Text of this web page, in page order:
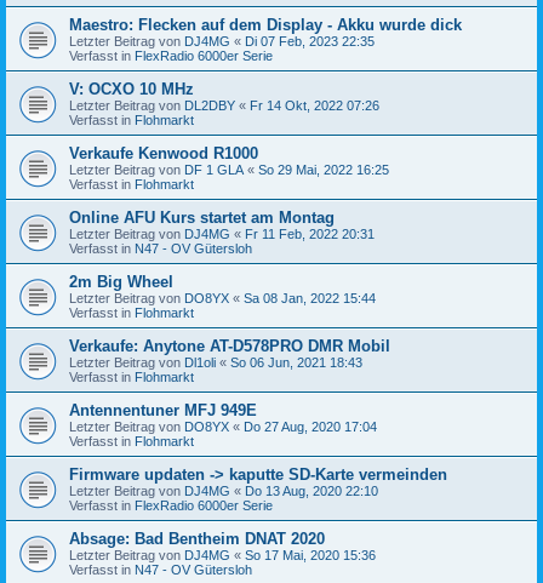
Maestro: Flecken auf dem Display - Akku wurde dick
Letzter Beitrag von DJ4MG « Di 07 Feb, 2023 22:35
Verfasst in FlexRadio 6000er Serie
V: OCXO 10 MHz
Letzter Beitrag von DL2DBY « Fr 14 Okt, 2022 07:26
Verfasst in Flohmarkt
Verkaufe Kenwood R1000
Letzter Beitrag von DF 1 GLA « So 29 Mai, 2022 16:25
Verfasst in Flohmarkt
Online AFU Kurs startet am Montag
Letzter Beitrag von DJ4MG « Fr 11 Feb, 2022 20:31
Verfasst in N47 - OV Gütersloh
2m Big Wheel
Letzter Beitrag von DO8YX « Sa 08 Jan, 2022 15:44
Verfasst in Flohmarkt
Verkaufe: Anytone AT-D578PRO DMR Mobil
Letzter Beitrag von Dl1oli « So 06 Jun, 2021 18:43
Verfasst in Flohmarkt
Antennentuner MFJ 949E
Letzter Beitrag von DO8YX « Do 27 Aug, 2020 17:04
Verfasst in Flohmarkt
Firmware updaten -> kaputte SD-Karte vermeinden
Letzter Beitrag von DJ4MG « Do 13 Aug, 2020 22:10
Verfasst in FlexRadio 6000er Serie
Absage: Bad Bentheim DNAT 2020
Letzter Beitrag von DJ4MG « So 17 Mai, 2020 15:36
Verfasst in N47 - OV Gütersloh